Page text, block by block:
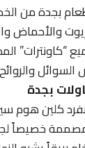
بجدة من
والأحماض
بجدة
كلين هوم
خصيصاً